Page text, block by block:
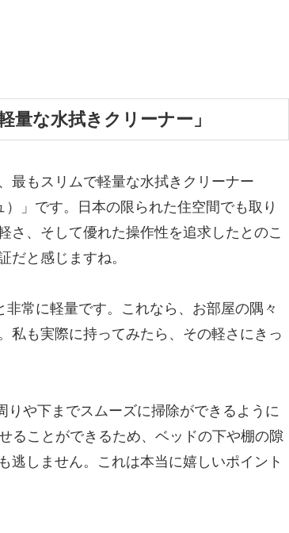
量な水拭きクリーナー」
最もスリムで軽量な水拭きクリーナー
」です。日本の限られた住空間でも取り
さ、そして優れた操作性を追求したとのこ
だと感じますね。
常に軽量です。これなら、お部屋の隅々
私も実際に持ってみたら、その軽さにきっ
や下までスムーズに掃除ができるように
ることができるため、ベッドの下や棚の隙
逃しません。これは本当に嬉しいポイント